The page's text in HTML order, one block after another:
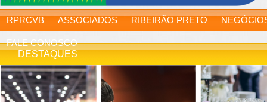
RPRCVB ASSOCIADOS RIBEIRÃO PRETO
FALE CONOSCO
DESTAQUES